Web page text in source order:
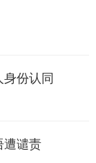
份认同
遭谴责